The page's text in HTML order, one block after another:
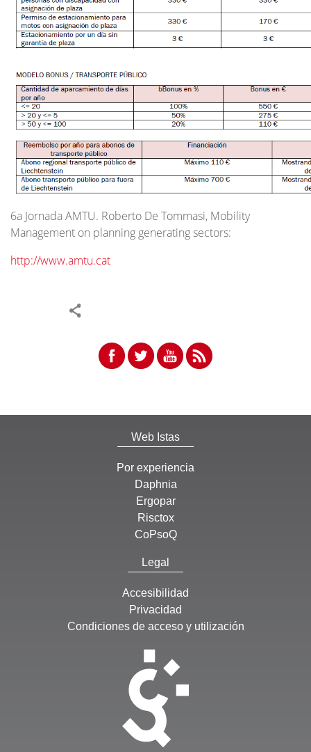
6a Jornada AMTU. Roberto De Tommasi, Mobility
Management on planning generating sectors:
http://www.amtu.cat
Web Istas
Por experiencia
Daphnia
Ergopar
Risctox
CoPsoQ
Legal
Accesibilidad
Privacidad
Condiciones de acceso y utilización